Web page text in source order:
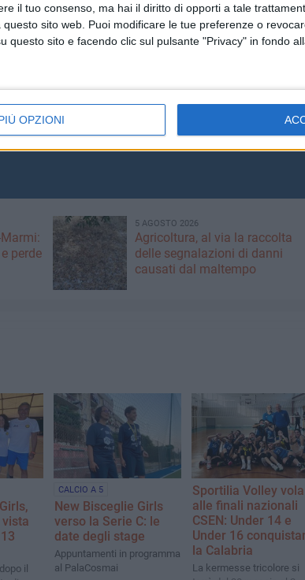
il tuo consenso, ma hai il diritto di opporti a tale
sito web. Puoi modificare le tue preferenze o
questo sito e facendo clic sul pulsante "Privacy" in fondo
OPZIONI
del ventennale per la realtà più solida e
in questa città.
perde
5 AGOSTO 2026
Agricoltura, al via la raccolta
delle segnalazioni di danni
causati dal maltempo
il
CALCIO A 5
New Bisceglie Girls
verso la Serie C: le
date degli stage
Appuntamenti in programma
al PalaCosmai
Sportilia Volley vola
alle finali nazionali
CSEN: Under 14 e
Under 16
la Calabria
La kermesse tricolore si